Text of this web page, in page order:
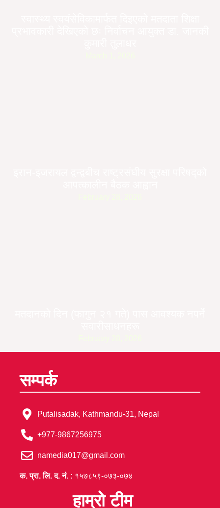
सम्पर्क
Putalisadak, Kathmandu-31, Nepal
+977-9867256975
namedia017@gmail.com
क. प्रा. लि. द. नं. : १५७८५९-०७३-०७४
हाम्रो टीम